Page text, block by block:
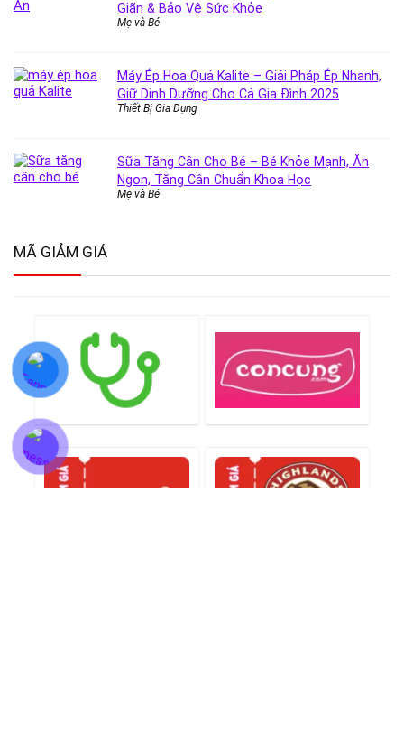
Giãn & Bảo Vệ Sức Khỏe
Mẹ và Bé
Máy Ép Hoa Quả Kalite – Giải Pháp Ép Nhanh,
Giữ Dinh Dưỡng Cho Cả Gia Đình 2025
Thiết Bị Gia Dụng
Sữa Tăng Cân Cho Bé – Bé Khỏe Mạnh, Ăn
Ngon, Tăng Cân Chuẩn Khoa Học
Mẹ và Bé
MÃ GIẢM GIÁ